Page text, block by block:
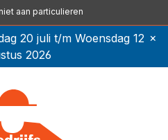
aan particulieren
20 juli t/m Woensdag 12
2026
×